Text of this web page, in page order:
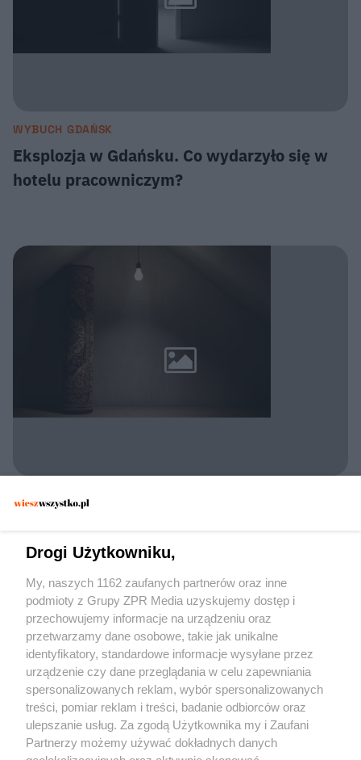
WYBUCH GDAŃSK
Eksplozja w Gdańsku. Co wydarzyło się w
hotelu pracowniczym?
dywan wystarczył, by zmylić
funkcjonariuszy?
Żaden utwór zamieszczony w serwisie nie może być powielany i
rozpowszechniany lub dalej rozpowszechniany w jakikolwiek sposób (w tym
także elektroniczny lub mechaniczny) na jakimkolwiek polu eksploatacji w
jakiejkolwiek formie, włącznie z umieszczaniem w Internecie bez pisemnej
zgody właściciela praw. Jakiekolwiek użycie lub wykorzystanie utworów w
Drogi Użytkowniku,
My, naszych 1162 zaufanych partnerów oraz inne
podmioty z Grupy ZPR Media uzyskujemy dostęp i
przechowujemy informacje na urządzeniu oraz
przetwarzamy dane osobowe, takie jak unikalne
identyfikatory, standardowe informacje wysyłane przez
urządzenie czy dane przeglądania w celu zapewniania
spersonalizowanych reklam, wybór spersonalizowanych
treści, pomiar reklam i treści, badanie odbiorców oraz
ulepszanie usług. Za zgodą Użytkownika my i Zaufani
Partnerzy możemy używać dokładnych danych